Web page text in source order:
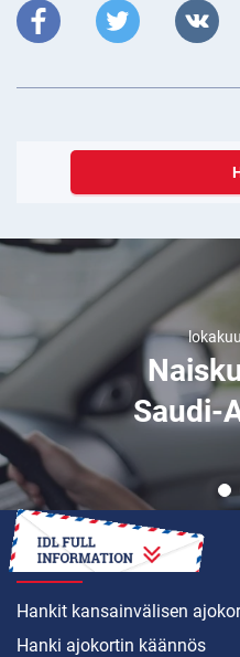
Saudi-
MITEN
Hankit kansainvälisen
Hanki ajokortin käännös